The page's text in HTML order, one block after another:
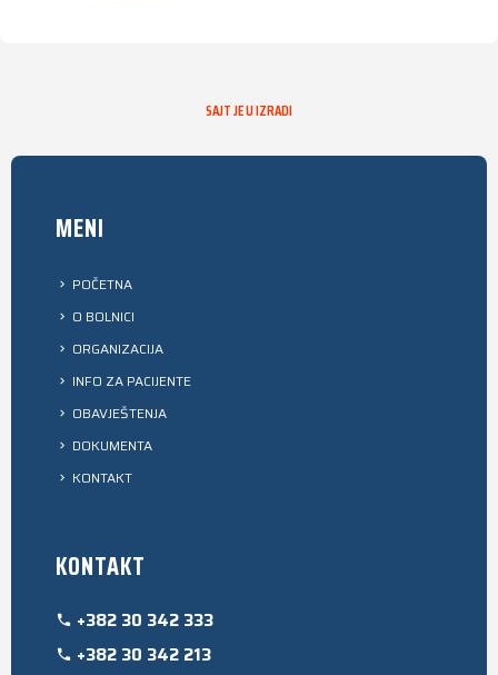
SAJT JE U IZRADI
MENI
POČETNA
O BOLNICI
ORGANIZACIJA
INFO ZA PACIJENTE
OBAVJEŠTENJA
DOKUMENTA
KONTAKT
KONTAKT
+382 30 342 333
+382 30 342 213